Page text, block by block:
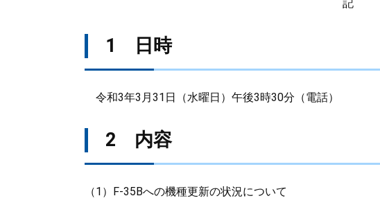
記
1 日時
令和3年3月31日（水曜日）午後3時30分（電話）
2 内容
（1）F-35Bへの機種更新の状況について